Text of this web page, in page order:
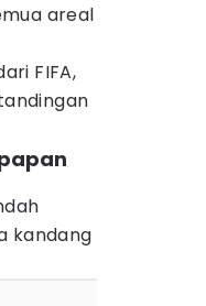
areal
FIFA,
kandang